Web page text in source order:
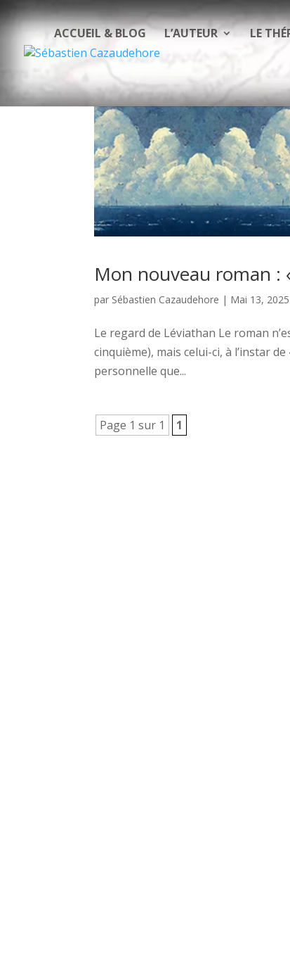
ACCUEIL & BLOG L’AUTEUR LE
Mon nouveau roman :
par Sébastien Cazaudehore | Mai 13, 2025
Le regard de Léviathan Le roman
cinquième), mais celui-ci, à l’instar
personnelle que...
Page 1 sur 1 1